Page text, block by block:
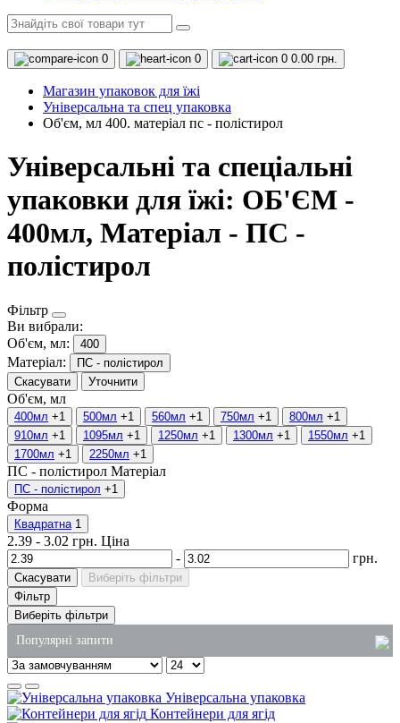
0 0 0 0.00 грн.
Магазин упаковок для їжі
Універсальна та спец упаковка
Об'єм, мл 400. матеріал пс - полістирол
Універсальні та спеціальні
упаковки для їжі: ОБ'ЄМ -
400мл, Матеріал - ПС -
полістирол
Фільтр
Ви вибрали:
Об'єм, мл:
400
Матеріал:
ПС - полістирол
Скасувати
Уточнити
Об'єм, мл
400мл +1 500мл +1 560мл +1 750мл +1 800мл +1
910мл +1 1095мл +1 1250мл +1 1300мл +1 1550мл +1
1700мл +1 2250мл +1
ПС - полістирол Матеріал
ПС - полістирол +1
Форма
Квадратна 1
2.39 - 3.02 грн. Ціна
-
грн.
Скасувати
Виберіть фільтри
Фільтр
Виберіть фільтри
Популярні запити
пластикові упаковки для тортів
полістирол для харчових продуктів
Універсальна упаковка
Контейнери для ягід